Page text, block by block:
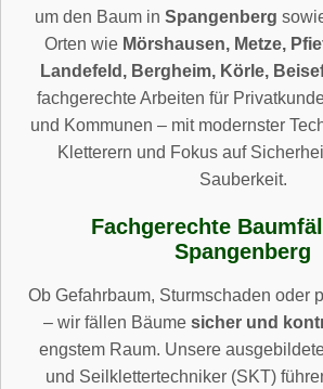
um den Baum in Spangenberg
Orten wie Mörshausen, Metze,
Landefeld, Bergheim, Körle,
fachgerechte Arbeiten für
und Kommunen – mit modernster
Kletterern und Fokus auf
Sauberkeit.
Fachgerechte
Spangenberg
Ob Gefahrbaum, Sturmschaden oder
– wir fällen Bäume sicher und
engstem Raum. Unsere
und Seilklettertechniker (SKT)